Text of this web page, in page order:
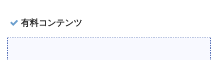
有料コンテンツ